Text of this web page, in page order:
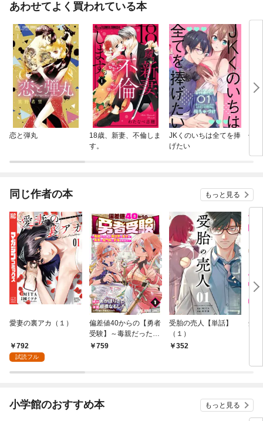
あわせてよく買われている本
恋と弾丸
18歳、新妻、不倫しま
す。
JKくのいちは全てを捧
げたい
仁
同じ作者の本 もっと見る
愛妻の裏アカ（１）
792
試読フル
偏差値40からの【勇者
受験】～毒親だった私
が異世界で息子を勇者
759
受胎の売人【単話】
（１）
352
受
小学館のおすすめ本 もっと見る